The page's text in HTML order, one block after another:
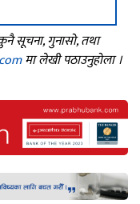
सूचना, गुनासो, तथा
मा लेखी पठाउनुहोला ।